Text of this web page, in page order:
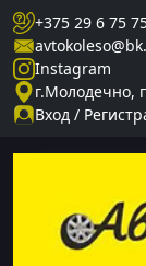
+375 29 6 75
Instagram
г.Молодечно,
Вход /